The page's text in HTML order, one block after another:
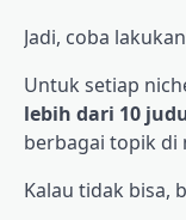
Jadi, coba
Untuk setiap
lebih dari 10
berbagai topik di
Kalau tidak bisa,